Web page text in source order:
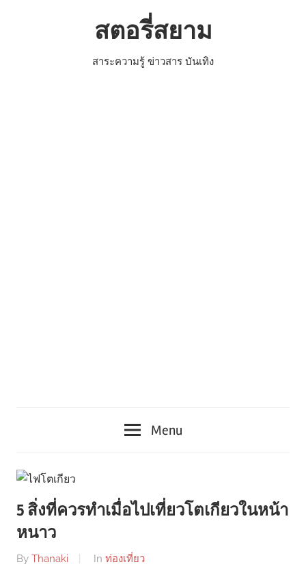
สตอรี่สยาม
สาระความรู้ ข่าวสาร บันเทิง
Menu
5 สิ่งที่ควรทำเมื่อไปเที่ยวโตเกียวในหน้า
หนาว
By Thanaki In ท่องเที่ยว